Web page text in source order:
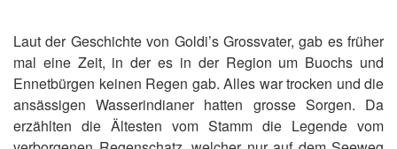
Laut der Geschichte von Goldi’s Grossvater, gab es früher
mal eine Zeit, in der es in der Region um Buochs und
Ennetbürgen keinen Regen gab. Alles war trocken und die
ansässigen Wasserindianer hatten grosse Sorgen. Da
erzählten die Ältesten vom Stamm die Legende vom